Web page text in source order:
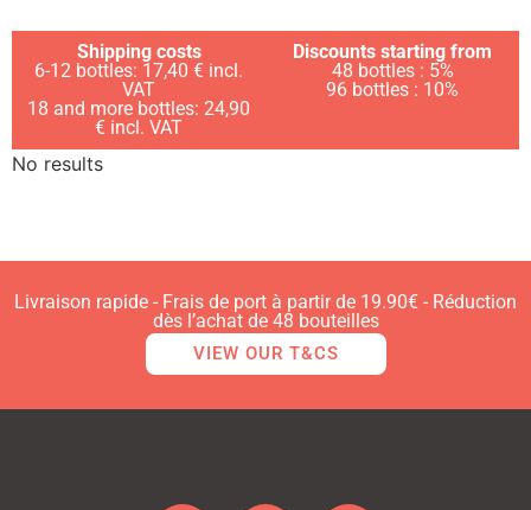
Shipping costs
6-12 bottles: 17,40 € incl.
VAT
18 and more bottles: 24,90
€ incl. VAT
Discounts starting from
48 bottles : 5%
96 bottles : 10%
No results
Livraison rapide - Frais de port à partir de 19.90€ - Réduction
dès l’achat de 48 bouteilles
VIEW OUR T&CS